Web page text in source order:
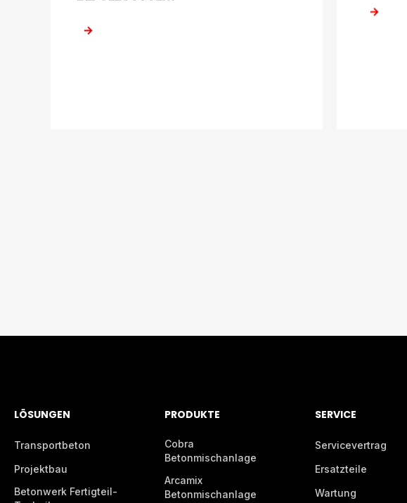
LÖSUNGEN
Transportbeton
Projektbau
Betonwerk Fertigteil-
PRODUKTE
Cobra
Betonmischanlage
Arcamix
Betonmischanlage
SERVICE
Servicevertrag
Ersatzteile
Wartung